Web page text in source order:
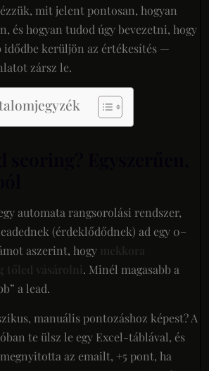
mit jelent pontosan, hogyan
és hogyan tudod úgy bevezetni, hogy
idődbe kerüljön az értékesítés —
zársz le.
automata rangsorolási rendszer,
(érdeklődődnek) ad egy 0–
aszerint, hogy
mekkora
tőled vásárolni . Minél magasabb a
a lead.
manuális pontozáshoz képest? A
te ülsz le egy Excel-táblával, és
az emailt, +5 pont, ha